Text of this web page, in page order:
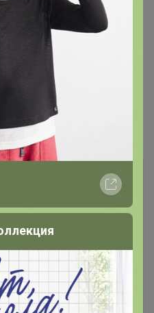
модель с флисом
в этом сезоне она так
же.
1-10из
задать вопрос
на сайте
минуты